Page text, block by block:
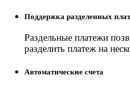
Поддержка разделенных
Раздельные платежи
разделить платеж на
Автоматические счета